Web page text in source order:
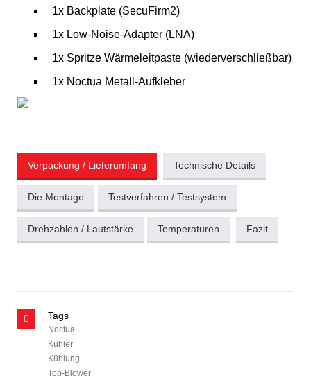
1x Backplate (SecuFirm2)
1x Low-Noise-Adapter (LNA)
1x Spritze Wärmeleitpaste (wiederverschließbar)
1x Noctua Metall-Aufkleber
Verpackung / Lieferumfang Technische Details
Die Montage Testverfahren / Testsystem
Drehzahlen / Lautstärke Temperaturen Fazit
Tags
Noctua
Kühler
Kühlung
Top-Blower